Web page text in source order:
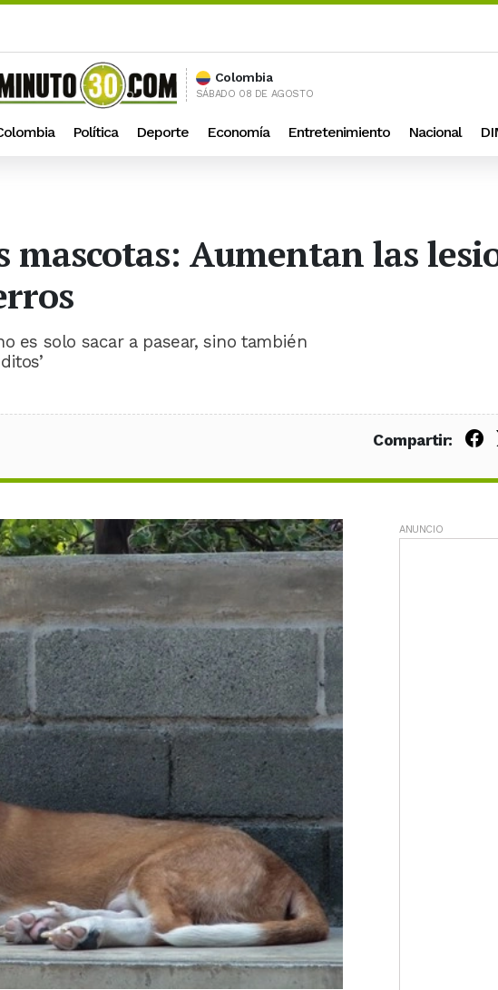
Colombia
SÁBADO 08 DE AGOSTO
Política Deporte Economía Entretenimiento Nacional
mascotas: Aumentan las
es solo sacar a pasear, sino también
Compartir:
ANUNCIO